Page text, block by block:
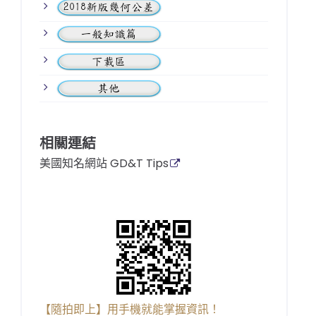
相關連結
美國知名網站 GD&T Tips
【隨拍即上】用手機就能掌握資訊！